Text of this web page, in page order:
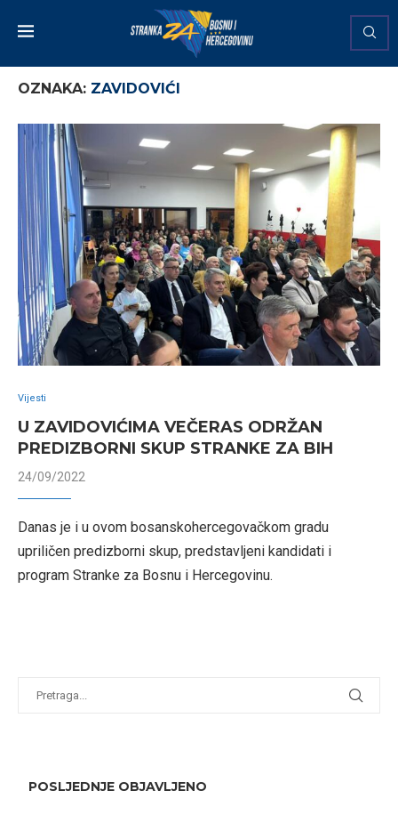
OZNAKA: ZAVIDOVIĆI
Vijesti
U ZAVIDOVIĆIMA VEČERAS ODRŽAN
PREDIZBORNI SKUP STRANKE ZA BIH
24/09/2022
Danas je i u ovom bosanskohercegovačkom gradu
upriličen predizborni skup, predstavljeni kandidati i
program Stranke za Bosnu i Hercegovinu.
POSLJEDNJE OBJAVLJENO